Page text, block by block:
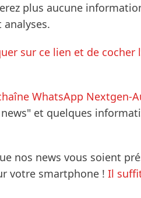
plus aucune
sur ce lien et de cocher
WhatsApp Nextgen-
et quelques
nos news vous soient
votre smartphone ! Il